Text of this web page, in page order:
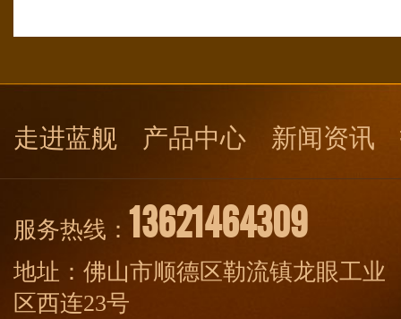
走进蓝舰 产品中心 新闻资讯
服务热线： 13621464309
地址：佛山市顺德区勒流镇龙眼工业
区西连23号